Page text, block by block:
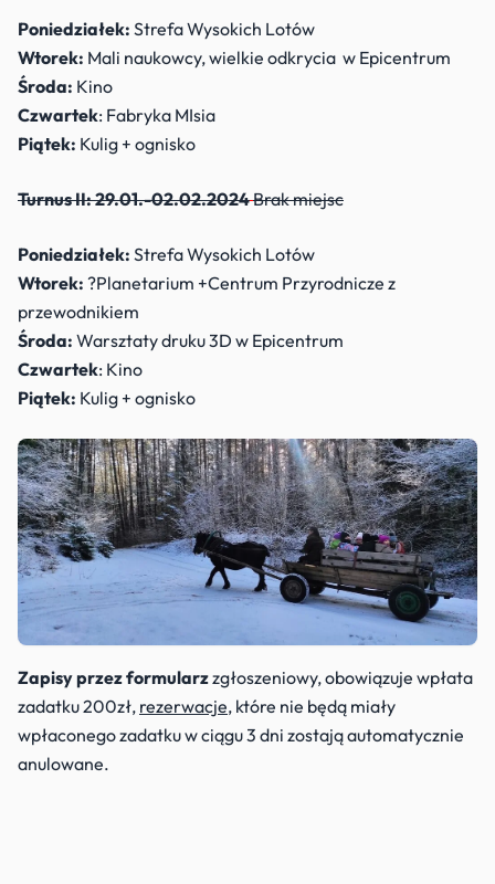
Poniedziałek: Strefa Wysokich Lotów
Wtorek: Mali naukowcy, wielkie odkrycia w Epicentrum
Środa: Kino
Czwartek: Fabryka MIsia
Piątek: Kulig + ognisko
Turnus II: 29.01.-02.02.2024Brak miejsc
Poniedziałek: Strefa Wysokich Lotów
Wtorek: ?Planetarium +Centrum Przyrodnicze z
przewodnikiem
Środa: Warsztaty druku 3D w Epicentrum
Czwartek: Kino
Piątek: Kulig + ognisko
Zapisy przez formularzzgłoszeniowy, obowiązuje wpłata
zadatku 200zł, rezerwacje, które nie będą miały
wpłaconego zadatku w ciągu 3 dni zostają automatycznie
anulowane.